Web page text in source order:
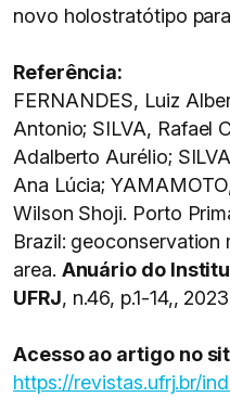
novo holostratótipo
Referência:
FERNANDES, Luiz
Antonio; SILVA, Rafael
Adalberto Aurélio;
Ana Lúcia;
Wilson Shoji. Porto
Brazil: geoconservation
area. Anuário do
UFRJ, n.46, p.1-14,,
Acesso ao artigo no
https://revistas.ufrj.br/